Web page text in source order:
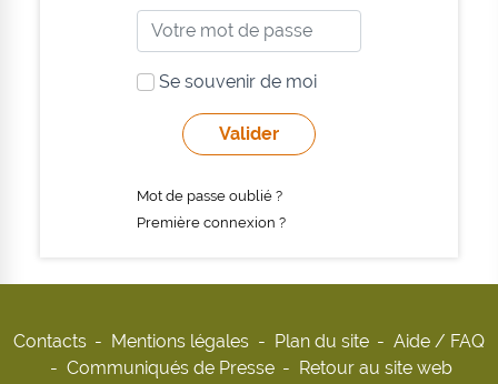
Se souvenir de moi
Mot de passe oublié ?
Première connexion ?
Contacts Mentions légales Plan du site
Aide / FAQ
Communiqués de Presse
Retour au site web